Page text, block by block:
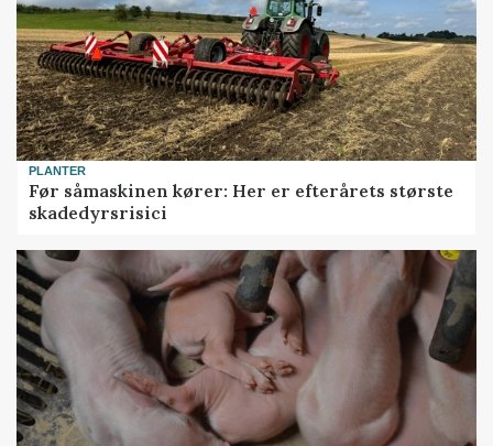
PLANTER
Før såmaskinen kører: Her er efterårets største
skadedyrsrisici